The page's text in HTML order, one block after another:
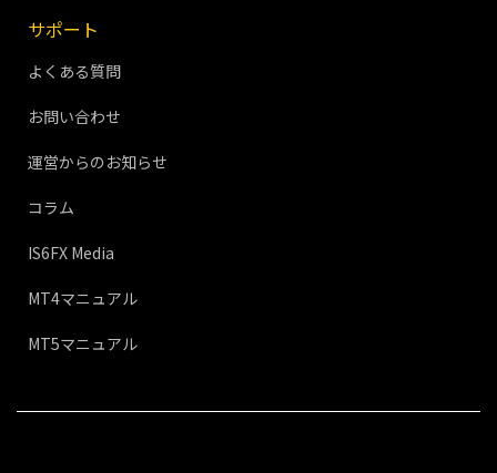
サポート
よくある質問
お問い合わせ
運営からのお知らせ
コラム
IS6FX Media
MT4マニュアル
MT5マニュアル